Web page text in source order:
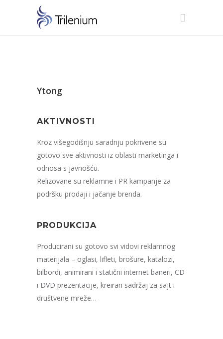
Ytong
AKTIVNOSTI
Kroz višegodišnju saradnju pokrivene su
gotovo sve aktivnosti iz oblasti marketinga i
odnosa s javnošću.
Relizovane su reklamne i PR kampanje za
podršku prodaji i jačanje brenda.
PRODUKCIJA
Producirani su gotovo svi vidovi reklamnog
materijala – oglasi, lifleti, brošure, katalozi,
bilbordi, animirani i statični internet baneri, CD
i DVD prezentacije, kreiran sadržaj za sajt i
društvene mreže…